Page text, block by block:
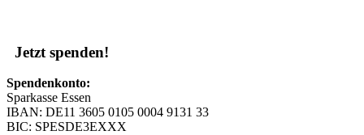
Jetzt spenden!
Spendenkonto:
Sparkasse Essen
IBAN: DE11 3605 0105 0004 9131 33
BIC: SPESDE3EXXX